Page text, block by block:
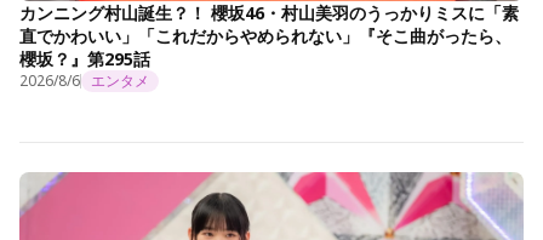
カンニング村山誕生？！ 櫻坂46・村山美羽のうっかりミスに「素
直でかわいい」「これだからやめられない」『そこ曲がったら、
櫻坂？』第295話
2026/8/6 エンタメ